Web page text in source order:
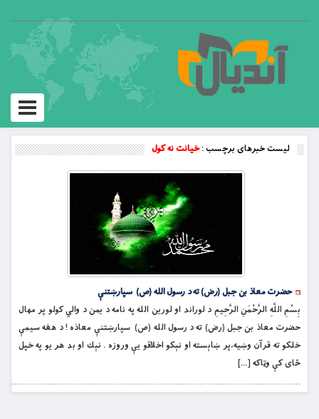
Toggle
لیست خبرهای برچسب :خيانت نه كول
حضرت معاذ بن جبل (رض) ته د رسول الله (ص) سپارښتنې
بِسْمِ اللَّهِ الرَّحْمَنِ الرَّحِيمِ د لوراند او لورین الله په نامه د يمن د والي کولو پر مهال
حضرت معاذ بن جبل (رض) ته د رسول الله (ص) سپارښتنې معاذه ! د هغه سيمې
خلكو ته قرآن وښيه،پر ښاېسته او نېكو اخلاقو يې وروزه . نېك او بد هر يو په خپل
ځاى كې وټاكه […]